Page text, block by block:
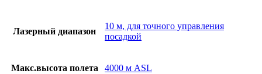
Лазерный диапазон
10 м, для точного управления
посадкой
Макс.высота полета 4000 м ASL